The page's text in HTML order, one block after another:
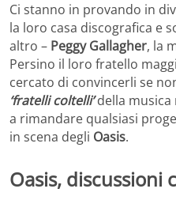
Ci stanno in provando in
la loro casa discografica e
altro – Peggy Gallagher, la
Persino il loro fratello
cercato di convincerli se
‘fratelli coltelli’della musica
a rimandare qualsiasi
in scena degli Oasis.
Oasis, discussioni